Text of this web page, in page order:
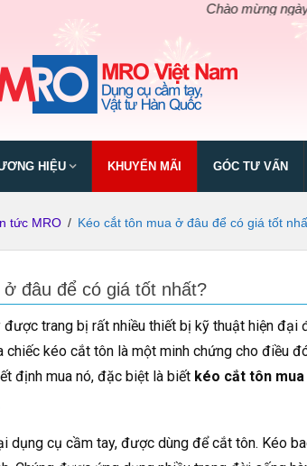
Chào mừng ngày giỗ tổ
HIỆU KHUYẾN MÃI GÓC TƯ VẤN
tức MRO / Kéo cắt tôn mua ở đâu để có giá tốt
đâu để có giá tốt nhất?
được trang bị rất nhiều thiết bị kỹ thuật hiện
chiếc kéo cắt tôn là một minh chứng cho điều
định mua nó, đặc biệt là biết kéo cắt tôn mua
dụng cụ cầm tay, được dùng để cắt tôn. Kéo